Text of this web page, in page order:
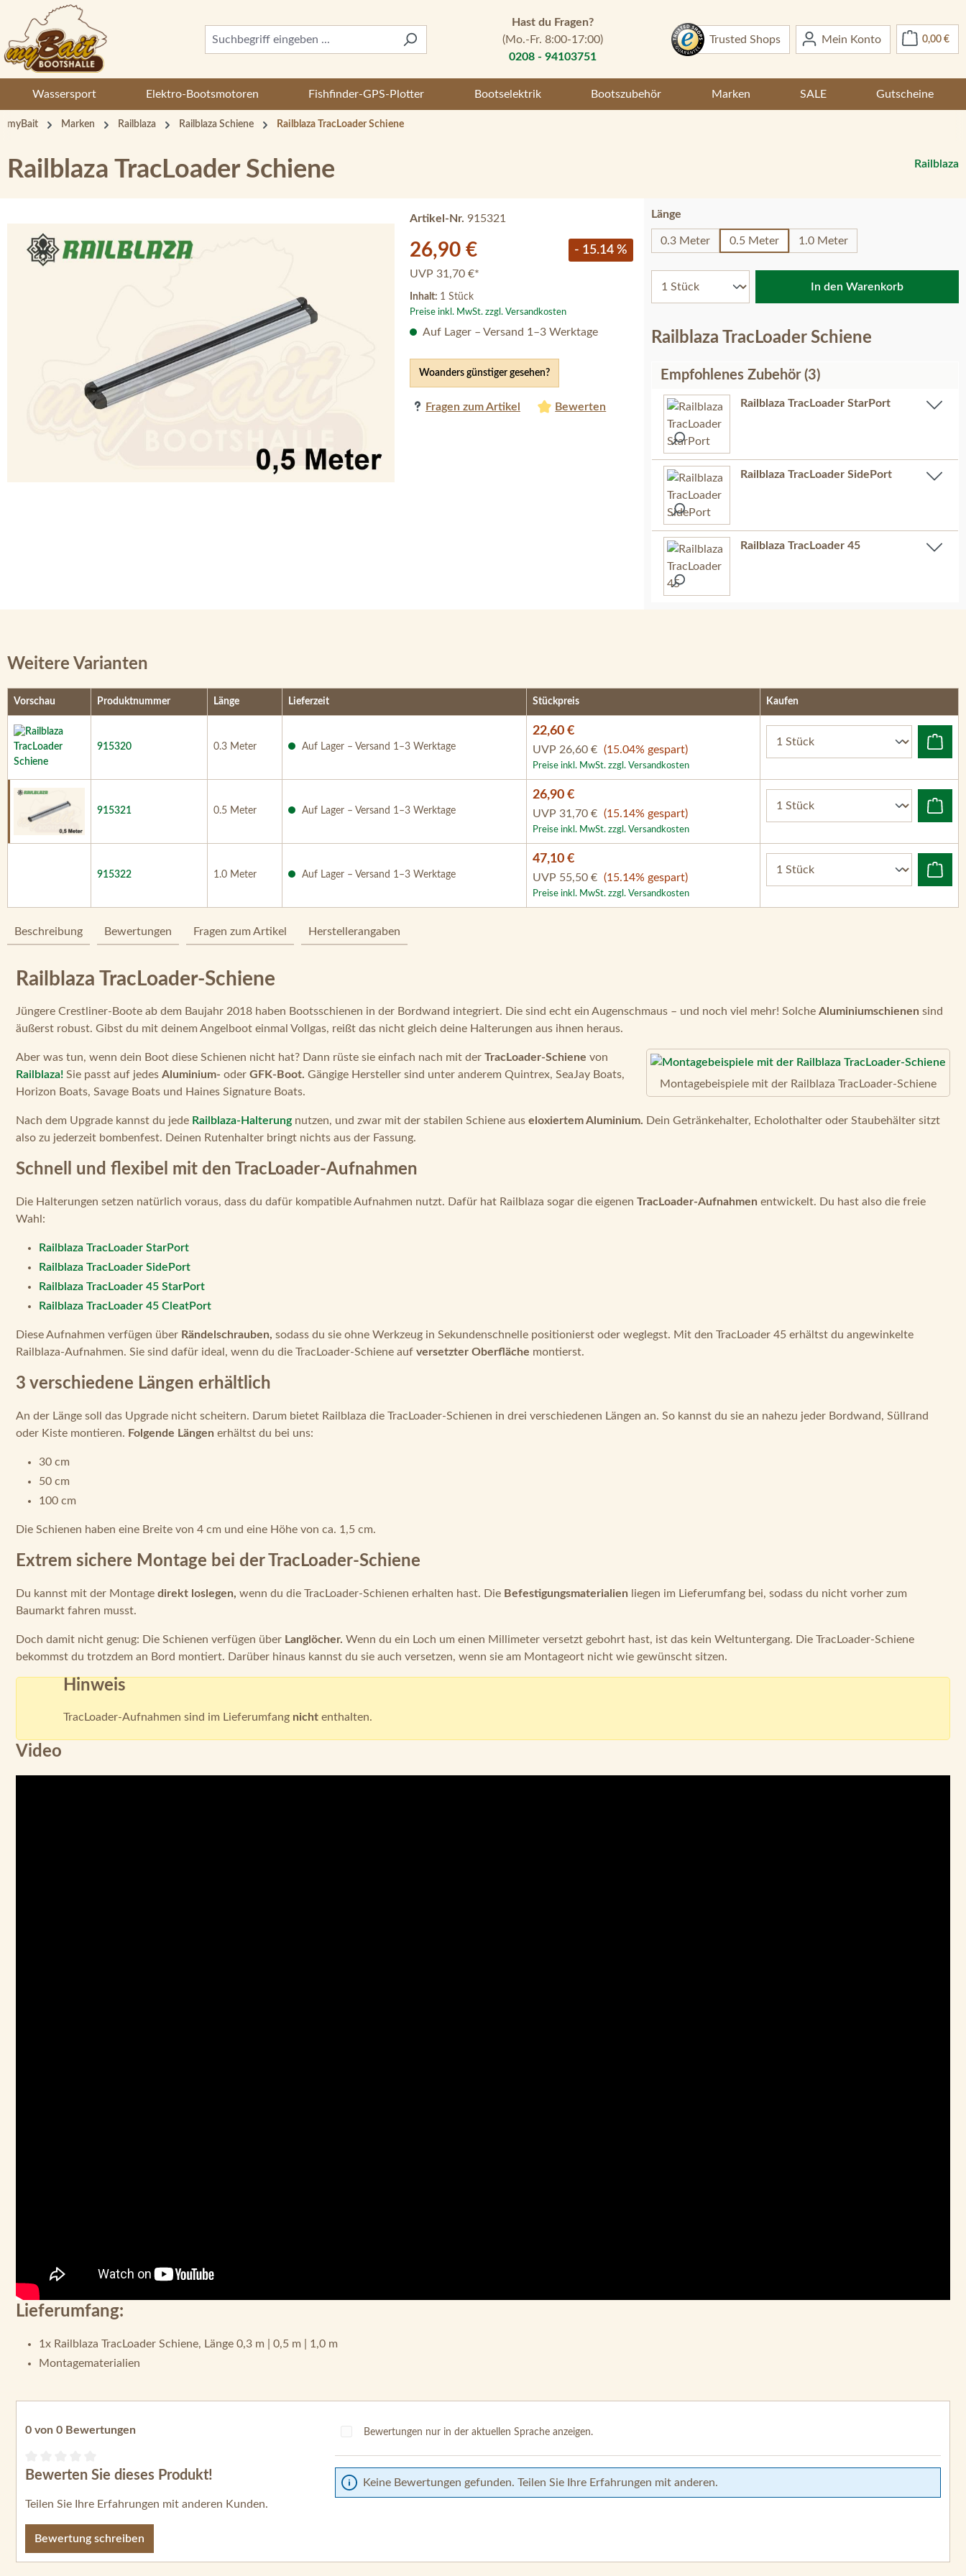
Hauptinhalt springen
Zur Suche springen
Zur Hauptnavigation springen
Hast du Fragen?
(Mo.-Fr. 8:00-17:00)
0208 - 94103751
Trusted Shops Mein Konto 0,00 €
Wassersport Elektro-Bootsmotoren Fishfinder-GPS-Plotter Bootselektrik Bootszubehör Marken SALE Gutscheine
myBait Marken Railblaza Railblaza Schiene Railblaza TracLoader Schiene
Railblaza TracLoader Schiene Railblaza
Artikel-Nr. 915321
Verkaufspreis:
26,90 € - 15.14 %
UVP 31,70 €*
Inhalt: 1 Stück
Preise inkl. MwSt. zzgl. Versandkosten
Woanders günstiger gesehen?
Fragen zum Artikel Bewerten
Auf Lager – Versand 1–3 Werktage
Länge
0.3 Meter 0.5 Meter 1.0 Meter
In den Warenkorb
Railblaza TracLoader Schiene
Empfohlenes Zubehör (3)
Railblaza TracLoader StarPort
Railblaza TracLoader SidePort
Railblaza TracLoader 45
Weitere Varianten
Vorschau Produktnummer Länge Lieferzeit Stückpreis Kaufen
915320 0.3 Meter Auf Lager – Versand 1–3 Werktage
22,60 €
UVP 26,60 € (15.04% gespart)
Preise inkl. MwSt. zzgl. Versandkosten
915321 0.5 Meter Auf Lager – Versand 1–3 Werktage
26,90 €
UVP 31,70 € (15.14% gespart)
Preise inkl. MwSt. zzgl. Versandkosten
915322 1.0 Meter Auf Lager – Versand 1–3 Werktage
47,10 €
UVP 55,50 € (15.14% gespart)
Preise inkl. MwSt. zzgl. Versandkosten
Beschreibung Bewertungen Fragen zum Artikel Herstellerangaben
Railblaza TracLoader-Schiene
Jüngere Crestliner-Boote ab dem Baujahr 2018 haben Bootsschienen in der Bordwand integriert. Die sind echt ein Augenschmaus – und noch viel mehr! Solche Aluminiumschienen sind
äußerst robust. Gibst du mit deinem Angelboot einmal Vollgas, reißt das nicht gleich deine Halterungen aus ihnen heraus.
Montagebeispiele mit der Railblaza TracLoader-Schiene
Aber was tun, wenn dein Boot diese Schienen nicht hat? Dann rüste sie einfach nach mit der TracLoader-Schiene von
Railblaza! Sie passt auf jedes Aluminium- oder GFK-Boot. Gängige Hersteller sind unter anderem Quintrex, SeaJay Boats,
Horizon Boats, Savage Boats und Haines Signature Boats.
Nach dem Upgrade kannst du jede Railblaza-Halterung nutzen, und zwar mit der stabilen Schiene aus eloxiertem Aluminium. Dein Getränkehalter, Echolothalter oder Staubehälter sitzt
also zu jederzeit bombenfest. Deinen Rutenhalter bringt nichts aus der Fassung.
Schnell und flexibel mit den TracLoader-Aufnahmen
Die Halterungen setzen natürlich voraus, dass du dafür kompatible Aufnahmen nutzt. Dafür hat Railblaza sogar die eigenen TracLoader-Aufnahmen entwickelt. Du hast also die freie
Wahl:
Railblaza TracLoader StarPort
Railblaza TracLoader SidePort
Railblaza TracLoader 45 StarPort
Railblaza TracLoader 45 CleatPort
Diese Aufnahmen verfügen über Rändelschrauben, sodass du sie ohne Werkzeug in Sekundenschnelle positionierst oder weglegst. Mit den TracLoader 45 erhältst du angewinkelte
Railblaza-Aufnahmen. Sie sind dafür ideal, wenn du die TracLoader-Schiene auf versetzter Oberfläche montierst.
3 verschiedene Längen erhältlich
An der Länge soll das Upgrade nicht scheitern. Darum bietet Railblaza die TracLoader-Schienen in drei verschiedenen Längen an. So kannst du sie an nahezu jeder Bordwand, Süllrand
oder Kiste montieren. Folgende Längen erhältst du bei uns:
30 cm
50 cm
100 cm
Die Schienen haben eine Breite von 4 cm und eine Höhe von ca. 1,5 cm.
Extrem sichere Montage bei der TracLoader-Schiene
Du kannst mit der Montage direkt loslegen, wenn du die TracLoader-Schienen erhalten hast. Die Befestigungsmaterialien liegen im Lieferumfang bei, sodass du nicht vorher zum
Baumarkt fahren musst.
Doch damit nicht genug: Die Schienen verfügen über Langlöcher. Wenn du ein Loch um einen Millimeter versetzt gebohrt hast, ist das kein Weltuntergang. Die TracLoader-Schiene
bekommst du trotzdem an Bord montiert. Darüber hinaus kannst du sie auch versetzen, wenn sie am Montageort nicht wie gewünscht sitzen.
Hinweis
TracLoader-Aufnahmen sind im Lieferumfang nicht enthalten.
Video
Lieferumfang:
1x Railblaza TracLoader Schiene, Länge 0,3 m | 0,5 m | 1,0 m
Montagematerialien
0 von 0 Bewertungen
Durchschnittliche Bewertung von 0 von 5 Sternen
Bewerten Sie dieses Produkt!
Teilen Sie Ihre Erfahrungen mit anderen Kunden.
Bewertung schreiben
Bewertungen nur in der aktuellen Sprache anzeigen.
Keine Bewertungen gefunden. Teilen Sie Ihre Erfahrungen mit anderen.